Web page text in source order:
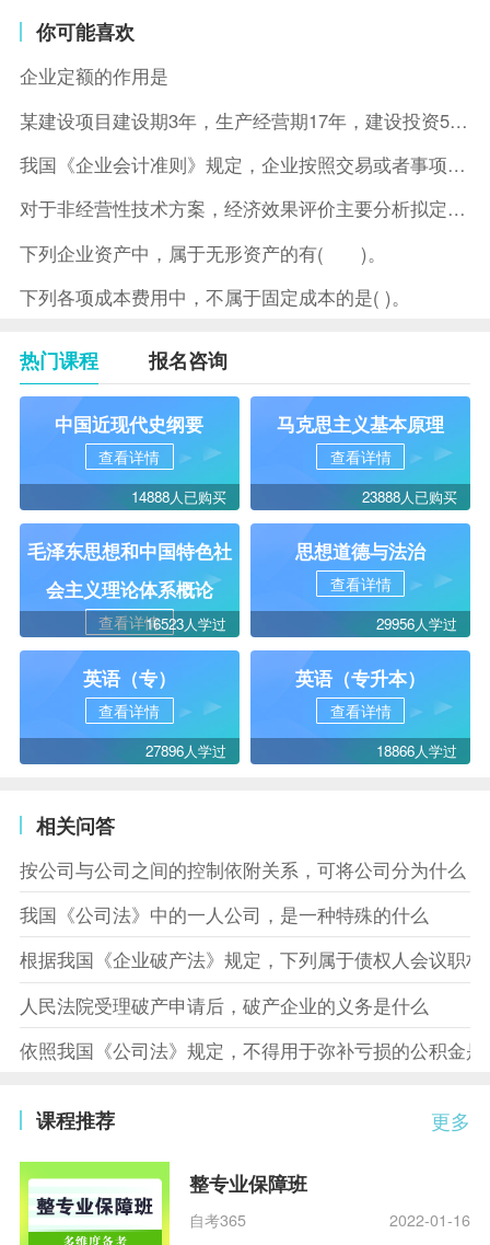
你可能喜欢
企业定额的作用是
某建设项目建设期3年，生产经营期17年，建设投资5500万元
我国《企业会计准则》规定，企业按照交易或者事项的经济特征确定
对于非经营性技术方案，经济效果评价主要分析拟定方案的( )。
下列企业资产中，属于无形资产的有( )。
下列各项成本费用中，不属于固定成本的是( )。
热门课程 报名咨询
中国近现代史纲要
查看详情
14888人已购买
马克思主义基本原理
查看详情
23888人已购买
毛泽东思想和中国特色社
会主义理论体系概论
查看详情16523人学过
思想道德与法治
查看详情
29956人学过
英语（专）
查看详情
27896人学过
英语（专升本）
查看详情
18866人学过
相关问答
按公司与公司之间的控制依附关系，可将公司分为什么
我国《公司法》中的一人公司，是一种特殊的什么
根据我国《企业破产法》规定，下列属于债权人会议职
人民法院受理破产申请后，破产企业的义务是什么
依照我国《公司法》规定，不得用于弥补亏损的公积金是
更多
课程推荐
整专业保障班
自考365 2022-01-16